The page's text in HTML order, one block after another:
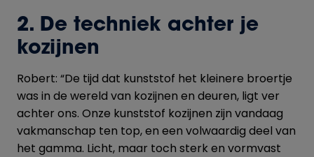
2. De techniek achter je
kozijnen
Robert: “De tijd dat kunststof het kleinere broertje
was in de wereld van kozijnen en deuren, ligt ver
achter ons. Onze kunststof kozijnen zijn vandaag
vakmanschap ten top, en een volwaardig deel van
het gamma. Licht, maar toch sterk en vormvast